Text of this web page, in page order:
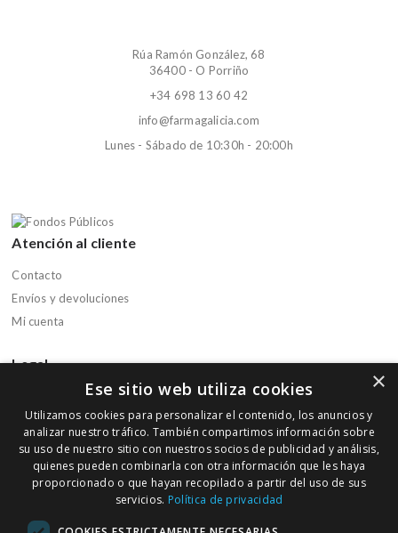
Rúa Ramón González, 68
36400 - O Porriño
+34 698 13 60 42
info@farmagalicia.com
Lunes - Sábado de 10:30h - 20:00h
Atención al cliente
Contacto
Envíos y devoluciones
Mi cuenta
Legal
Política de privacidad
Política de cookies
Condiciones de compra
Boletín informativo
×
Ese sitio web utiliza cookies
Utilizamos cookies para personalizar el contenido, los anuncios y
analizar nuestro tráfico. También compartimos información sobre
su uso de nuestro sitio con nuestros socios de publicidad y análisis,
quienes pueden combinarla con otra información que les haya
proporcionado o que hayan recopilado a partir del uso de sus
servicios. Política de privacidad